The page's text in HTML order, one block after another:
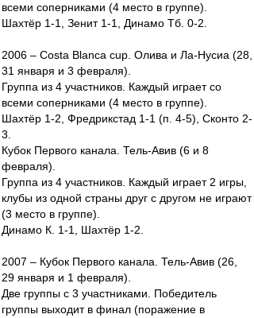
всеми соперниками (4 место в группе).
Шахтёр 1-1, Зенит 1-1, Динамо Тб. 0-2.
2006 – Costa Blanca cup. Олива и Ла-Нусиа (28,
31 января и 3 февраля).
Группа из 4 участников. Каждый играет со
всеми соперниками (4 место в группе).
Шахтёр 1-2, Фредрикстад 1-1 (п. 4-5), Сконто 2-
3.
Кубок Первого канала. Тель-Авив (6 и 8
февраля).
Группа из 4 участников. Каждый играет 2 игры,
клубы из одной страны друг с другом не играют
(3 место в группе).
Динамо К. 1-1, Шахтёр 1-2.
2007 – Кубок Первого канала. Тель-Авив (26,
29 января и 1 февраля).
Две группы с 3 участниками. Победитель
группы выходит в финал (поражение в